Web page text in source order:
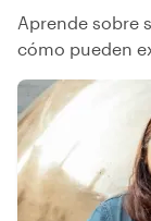
Aprende sobre
cómo pueden